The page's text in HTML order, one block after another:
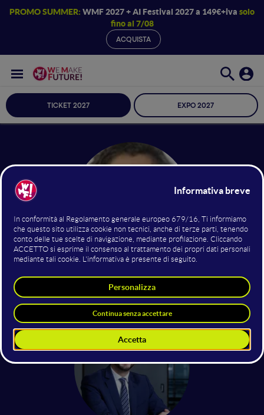
PROMO SUMMER: WMF 2027 + AI Festival 2027 a 149€+iva solo
fino al 7/08
ACQUISTA
TICKET 2027 EXPO 2027
Parlamentare
Camera dei Deputati